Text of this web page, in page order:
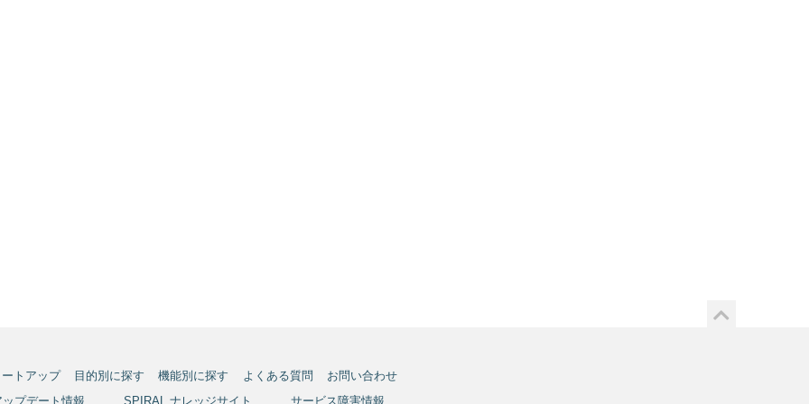
トアップ 目的別に探す 機能別に探す よくある質問
お問い合わせ
ップデート情報
SPIRAL ナレッジサイト サービス障害情報